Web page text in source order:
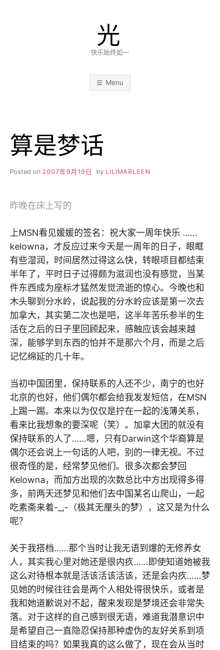
光
快乐始终如一
Menu
算是梦话
Posted on 2007年9月19日 by LILIMARLEEN
昨晚在床上写的
上MSN看见媛媛的签名：祝大家一周年快乐 ……
kelowna，才反应过来今天是一周年的日子，眼眶
有些湿润，时间居然过得这么快，转眼项目都结束
半年了，平时日子过得颇为滋润也没有感觉，当某
件东西成为座标才猛然发觉流逝的惊心。今晚也和
木头聊到分水岭，说起我的分水岭应该是第一次去
加拿大，其实第二次也是吧，这半年苦乐参半的生
活在之后的日子里回顾起来，感触应该会越来越
深，能够学到东西的怕并不是那六个月，而是之后
记忆绵延的几十年。
当初中国团里，保持联系的人还不少，南宁的也好
北京的也好，他们偶尔都会给我发发短信，在MSN
上踢一踢。本来以为仅仅是拧在一起的浅薄关系，
看来比我想象的要深呢（笑）。加拿大团的就没有
保持联系的人了……嗯，只有Darwin这个华裔算是
偶尔还会说上一句话的人吧，别的一律无视。不过
很奇怪的是，经常梦见他们。很多次都会梦回
Kelowna，而加方出现的次数总比中方出现得多得
多，前两天还梦见和他们去中国某名山爬山，一起
吃素斋来着-_,-（极其无厘头的梦），这又是为什么
呢？
关于我搭档……那个当时让我无语到爆的无修养女
人，其实我心里对她还是很内疚……即使知道她被我
这么对待根本就是活该活该活该，还是会内疚……梦
见她的时候往往会是两个人相处得很快乐，或者是
我和她道歉说对不起，醒来发现是梦境还会非常失
落。对于这样的自己感到很无语，难道我潜意识中
是希望自己一直隐忍保持那种虚伪的友好关系到项
目结束的吗？如果我真的这么做了，现在会从当时